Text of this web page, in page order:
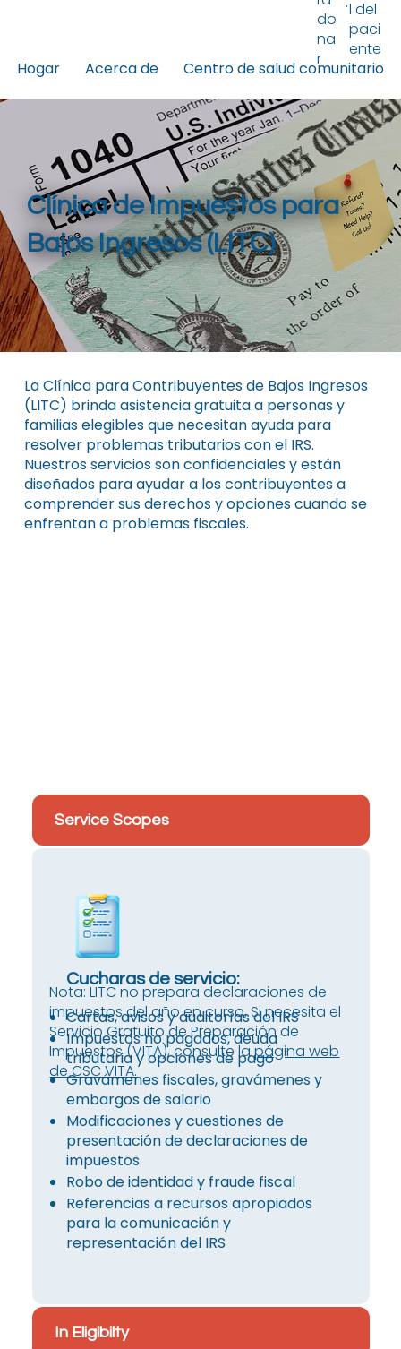
Hogar Acerca de Centro de salud comunitario
do
na
r
l del
paci
ente
Clínica de Impuestos para
Bajos Ingresos (LITC)
La Clínica para Contribuyentes de Bajos Ingresos
(LITC) brinda asistencia gratuita a personas y
familias elegibles que necesitan ayuda para
resolver problemas tributarios con el IRS.
Nuestros servicios son confidenciales y están
diseñados para ayudar a los contribuyentes a
comprender sus derechos y opciones cuando se
enfrentan a problemas fiscales.
Service Scopes
Cucharas de servicio:
Cartas, avisos y auditorías del IRS
Impuestos no pagados, deuda
tributaria y opciones de pago
Gravámenes fiscales, gravámenes y
embargos de salario
Modificaciones y cuestiones de
presentación de declaraciones de
impuestos
Robo de identidad y fraude fiscal
Referencias a recursos apropiados
para la comunicación y
representación del IRS
Nota: LITC no prepara declaraciones de
impuestos del año en curso. Si necesita el
Servicio Gratuito de Preparación de
Impuestos (VITA), consulte lapágina web
de CSC VITA.
In Eligibilty